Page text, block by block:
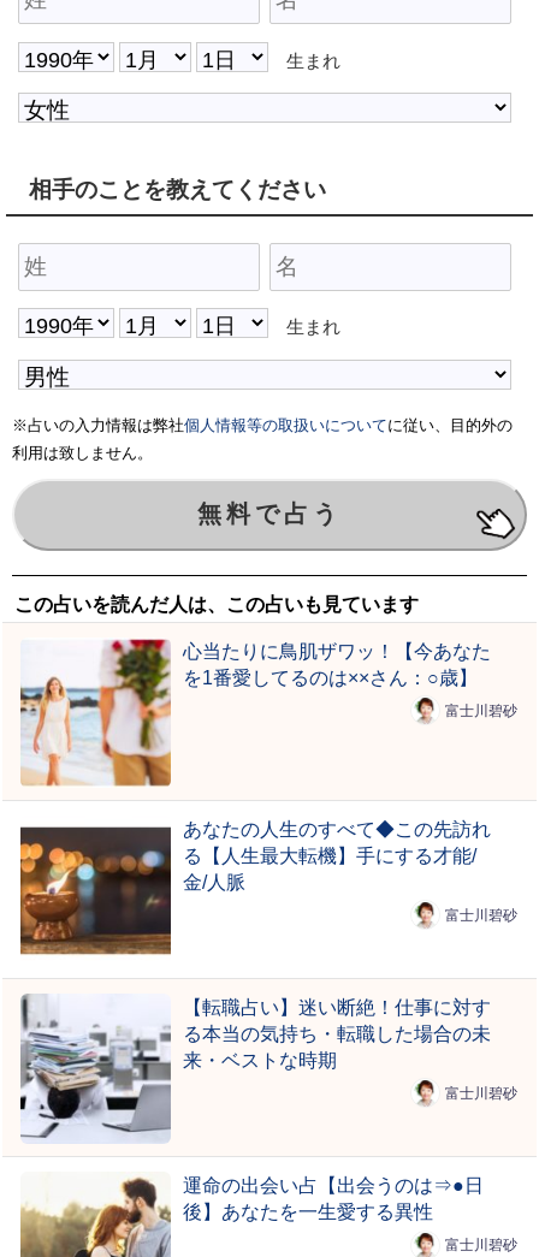
生まれ
相手のことを教えてください
生まれ
※占いの入力情報は弊社個人情報等の取扱いについてに従い、目的外の
利用は致しません。
この占いを読んだ人は、この占いも見ています
心当たりに鳥肌ザワッ！【今あなた
を1番愛してるのは××さん：○歳】
富士川碧砂
あなたの人生のすべて◆この先訪れ
る【人生最大転機】手にする才能/
金/人脈
富士川碧砂
【転職占い】迷い断絶！仕事に対す
る本当の気持ち・転職した場合の未
来・ベストな時期
富士川碧砂
運命の出会い占【出会うのは⇒●日
後】あなたを一生愛する異性
富士川碧砂